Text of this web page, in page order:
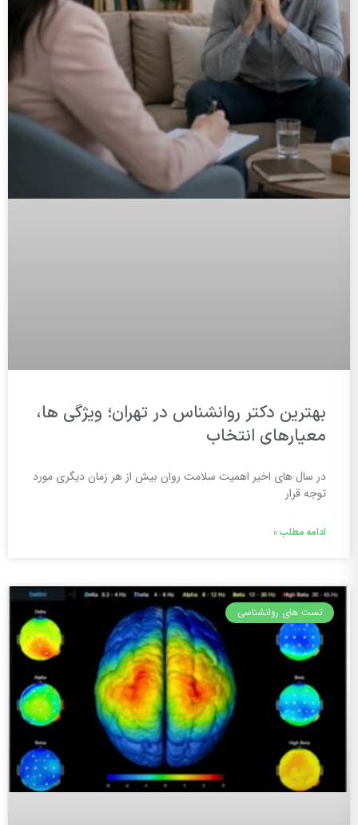
بهترین دکتر روانشناس در تهران؛ ویژگی ها،
معیارهای انتخاب
در سال های اخیر اهمیت سلامت روان بیش از هر زمان دیگری مورد
توجه قرار
ادامه مطلب »
تست های روانشناسی